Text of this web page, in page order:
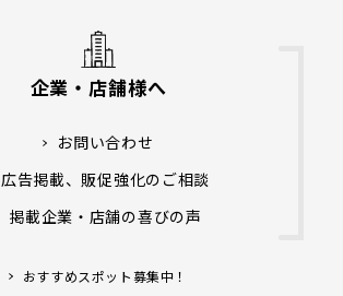
企業・店舗様へ
お問い合わせ
広告掲載、販促強化のご相談
掲載企業・店舗の喜びの声
おすすめスポット募集中！